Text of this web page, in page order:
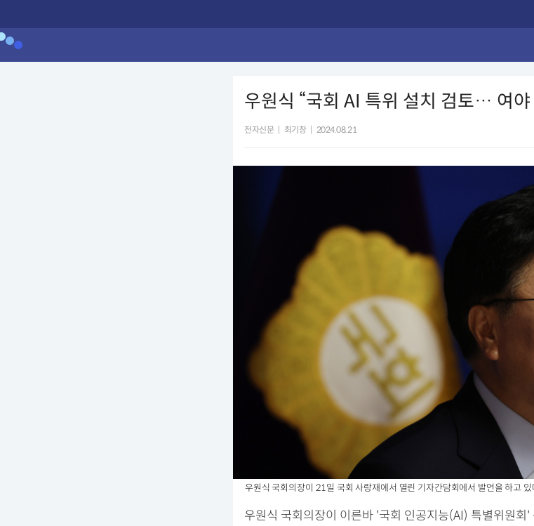
우원식 “국회 AI 특위 설치 검토… 여야
전자신문 최기창 2024.08.21
우원식 국회의장이 21일 국회 사랑재에서 열린 기자간담회에서 발언을 하고 있
우원식 국회의장이 이른바 '국회 인공지능(AI) 특별위원회